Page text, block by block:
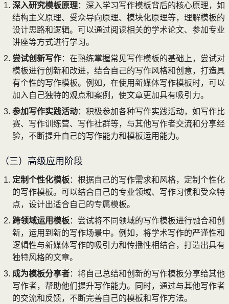
深入研究模板原理：深入学习写作模板背后的核心原理，如
结构主义原理、受众导向原理、模块化原理等，理解模板的
设计思路和逻辑。可以通过阅读相关的学术论文、参加专业
讲座等方式进行学习。
尝试创新写作：在熟练掌握常见写作模板的基础上，尝试对
模板进行创新和改进，结合自己的写作风格和创意，打造具
有个性的写作模板。例如，在使用新媒体写作模板时，可以
加入自己独特的观点和案例，使文章更加具有吸引力。
参加写作实践活动：积极参加各种写作实践活动，如写作比
赛、写作训练营、写作社群等，与其他写作者交流和分享经
验，不断提升自己的写作能力和模板运用能力。
（三）高级应用阶段
定制个性化模板：根据自己的写作需求和风格，定制个性化
的写作模板。可以结合自己的专业领域、写作习惯和受众特
点，设计出适合自己的专属模板。
跨领域运用模板：尝试将不同领域的写作模板进行融合和创
新，运用到新的写作场景中。例如，将学术写作的严谨性和
逻辑性与新媒体写作的吸引力和传播性相结合，打造出具有
独特风格的文章。
成为模板分享者：将自己总结和创新的写作模板分享给其他
写作者，帮助他们提升写作能力。同时，通过与其他写作者
的交流和反馈，不断完善自己的模板和写作方法。